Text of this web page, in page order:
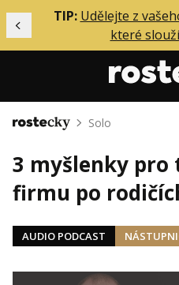
Předchozí
TIP: Udělejte z
které
Mentoring
Podcasty
Solo
Inzerce
O mně
Domů Solo
3 myšlenky pro
firmu po
AUDIO PODCAST